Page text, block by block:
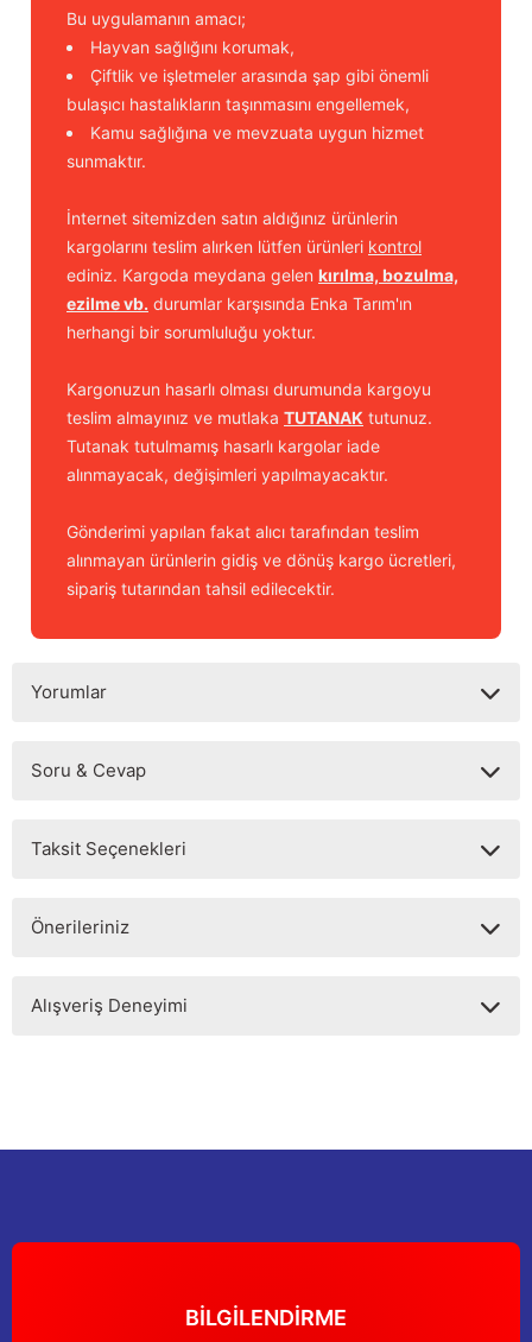
Bu uygulamanın amacı;
Hayvan sağlığını korumak,
Çiftlik ve işletmeler arasında şap gibi önemli
bulaşıcı hastalıkların taşınmasını engellemek,
Kamu sağlığına ve mevzuata uygun hizmet
sunmaktır.
İnternet sitemizden satın aldığınız ürünlerin
kargolarını teslim alırken lütfen ürünleri kontrol
ediniz. Kargoda meydana gelen kırılma, bozulma,
ezilme vb. durumlar karşısında Enka Tarım'ın
herhangi bir sorumluluğu yoktur.
Kargonuzun hasarlı olması durumunda kargoyu
teslim almayınız ve mutlaka TUTANAK tutunuz.
Tutanak tutulmamış hasarlı kargolar iade
alınmayacak, değişimleri yapılmayacaktır.
Gönderimi yapılan fakat alıcı tarafından teslim
alınmayan ürünlerin gidiş ve dönüş kargo ücretleri,
sipariş tutarından tahsil edilecektir.
Yorumlar
Soru & Cevap
Taksit Seçenekleri
Önerileriniz
konularda yetersiz gördüğünüz noktaları öneri formunu
Bu ürüne benzer farklı alternatifler olmalı.
Alışveriş Deneyimi
BİLGİLENDİRME